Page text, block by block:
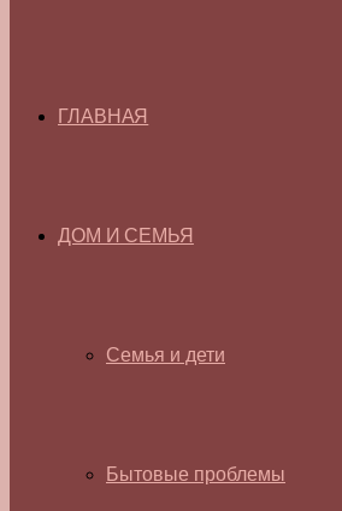
ГЛАВНАЯ
ДОМ И СЕМЬЯ
Семья и дети
Бытовые проблемы